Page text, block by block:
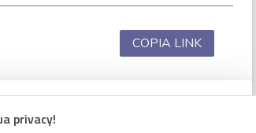
privacy!
COPIA LINK